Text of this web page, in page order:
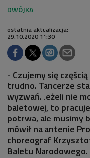
ostatnia aktualizacja:
29.10.2020 11:30
- Czujemy się
trudno. Tancerze
wyzwań. Jeżeli nie
baletowej, to
potrwa, ale musimy
mówił na antenie
choreograf
Baletu Narodowego.